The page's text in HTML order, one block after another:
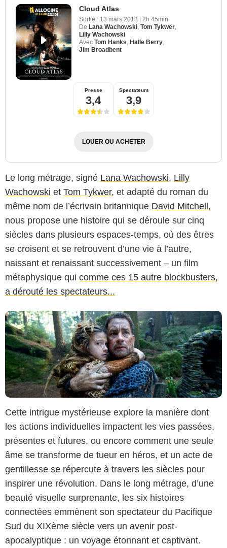
Cloud Atlas
Sortie : 13 mars 2013 | 2h 45min
De Lana Wachowski Tom Tykwer
Lilly Wachowski
Avec Tom Hanks Halle Berry
Jim Broadbent
Presse
3,4
Spectateurs
3,9
LOUER OU ACHETER
Le long métrage, signé Lana Wachowski, Lilly
Wachowski et Tom Tykwer, et adapté du roman du
même nom de l’écrivain britannique David Mitchell,
nous propose une histoire qui se déroule sur cinq
siècles dans plusieurs espaces-temps, où des êtres
se croisent et se retrouvent d’une vie à l’autre,
naissant et renaissant successivement – un film
métaphysique qui comme ces 15 autre blockbusters,
a dérouté les spectateurs...
Cette intrigue mystérieuse explore la manière dont
les actions individuelles impactent les vies passées,
présentes et futures, ou encore comment une seule
âme se transforme de tueur en héros, et un acte de
gentillesse se répercute à travers les siècles pour
inspirer une révolution. Dans le long métrage, d’une
beauté visuelle surprenante, les six histoires
connectées emmènent son spectateur du Pacifique
Sud du XIXème siècle vers un avenir post-
apocalyptique : un voyage étonnant et captivant.